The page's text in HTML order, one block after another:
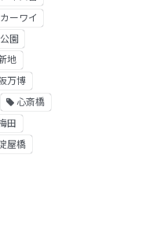
ーワイ
園
地
万博
心斎橋
田
屋橋